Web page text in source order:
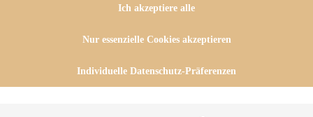
Ich akzeptiere alle
Nur essenzielle Cookies akzeptieren
Individuelle Datenschutz-Präferenzen